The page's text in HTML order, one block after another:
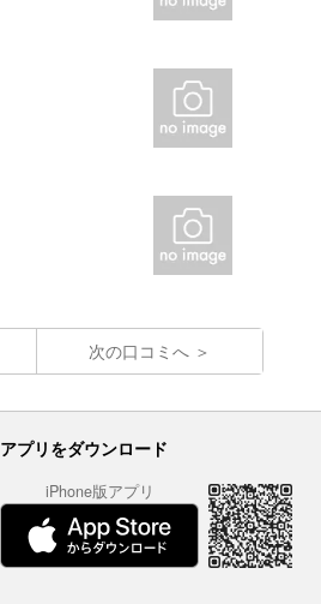
次の口コミへ
アプリをダウンロード
iPhone版アプリ